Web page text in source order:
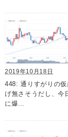
2019年10月18日
448: 通りすがりの
げ無さそうだし、今
に爆…